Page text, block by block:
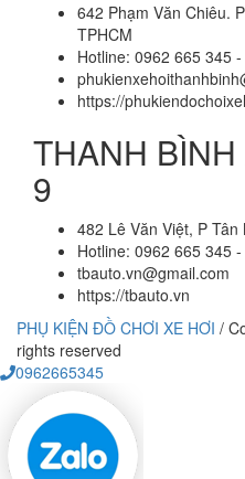
642 Phạm Văn Chiêu.
TPHCM
Hotline: 0962 665 345
https://
THANH
9
482 Lê Văn Việt, P
Hotline: 0962 665 345
tbauto.vn@gmail.com
https://tbauto.vn
PHỤ KIỆN ĐỒ CHƠI XE HƠI /
rights reserved
0962665345